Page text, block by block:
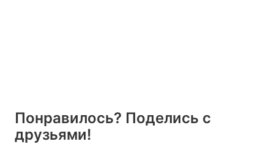
Понравилось? Поделись с
друзьями!